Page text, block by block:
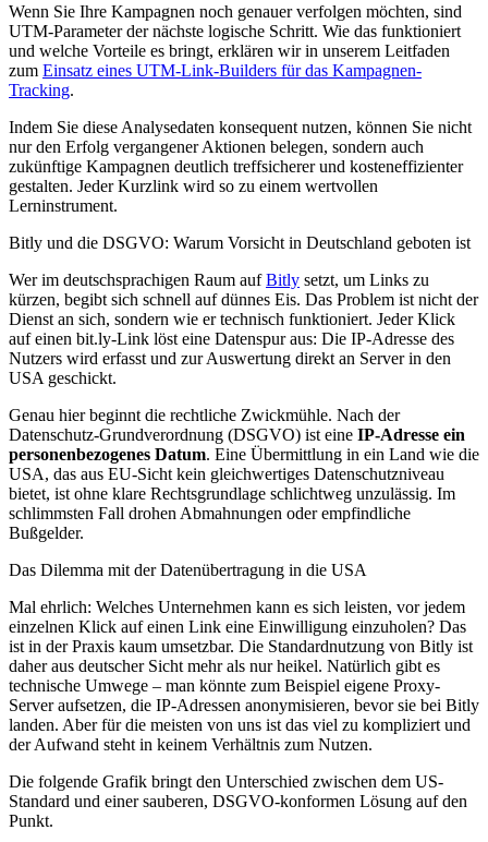
Wenn Sie Ihre Kampagnen noch genauer verfolgen möchten, sind
UTM-Parameter der nächste logische Schritt. Wie das funktioniert
und welche Vorteile es bringt, erklären wir in unserem Leitfaden
zum Einsatz eines UTM-Link-Builders für das Kampagnen-
Tracking.
Indem Sie diese Analysedaten konsequent nutzen, können Sie nicht
nur den Erfolg vergangener Aktionen belegen, sondern auch
zukünftige Kampagnen deutlich treffsicherer und kosteneffizienter
gestalten. Jeder Kurzlink wird so zu einem wertvollen
Lerninstrument.
Bitly und die DSGVO: Warum Vorsicht in Deutschland geboten ist
Wer im deutschsprachigen Raum aufBitly setzt, um Links zu
kürzen, begibt sich schnell auf dünnes Eis. Das Problem ist nicht der
Dienst an sich, sondern wie er technisch funktioniert. Jeder Klick
auf einen bit.ly-Link löst eine Datenspur aus: Die IP-Adresse des
Nutzers wird erfasst und zur Auswertung direkt an Server in den
USA geschickt.
Genau hier beginnt die rechtliche Zwickmühle. Nach der
Datenschutz-Grundverordnung (DSGVO) ist eine IP-Adresse ein
personenbezogenes Datum. Eine Übermittlung in ein Land wie die
USA, das aus EU-Sicht kein gleichwertiges Datenschutzniveau
bietet, ist ohne klare Rechtsgrundlage schlichtweg unzulässig. Im
schlimmsten Fall drohen Abmahnungen oder empfindliche
Bußgelder.
Das Dilemma mit der Datenübertragung in die USA
Mal ehrlich: Welches Unternehmen kann es sich leisten, vor jedem
einzelnen Klick auf einen Link eine Einwilligung einzuholen? Das
ist in der Praxis kaum umsetzbar. Die Standardnutzung von Bitly ist
daher aus deutscher Sicht mehr als nur heikel. Natürlich gibt es
technische Umwege – man könnte zum Beispiel eigene Proxy-
Server aufsetzen, die IP-Adressen anonymisieren, bevor sie bei Bitly
landen. Aber für die meisten von uns ist das viel zu kompliziert und
der Aufwand steht in keinem Verhältnis zum Nutzen.
Die folgende Grafik bringt den Unterschied zwischen dem US-
Standard und einer sauberen, DSGVO-konformen Lösung auf den
Punkt.